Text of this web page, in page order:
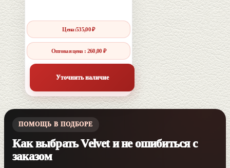
Цена:535,00₽
Оптовая цена : 260,00 ₽
Уточнить наличие
ПОМОЩЬ В ПОДБОРЕ
Как выбрать Velvet и не ошибиться с
заказом